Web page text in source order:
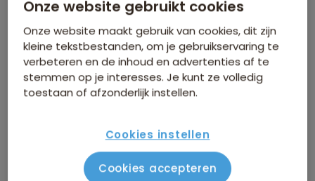
Klik op de links voor meer informatie over:
Inbegrepen in de reissom
Bijkomende kosten
WINTERVOORDEEL
Tijdelijk €75 korting per persoon
Onze website gebruikt cookies
Onze website maakt gebruik van cookies, dit zijn
kleine tekstbestanden, om je gebruikservaring te
verbeteren en de inhoud en advertenties af te
stemmen op je interesses. Je kunt ze volledig
toestaan of afzonderlijk instellen.
Cookies instellen
Cookies accepteren